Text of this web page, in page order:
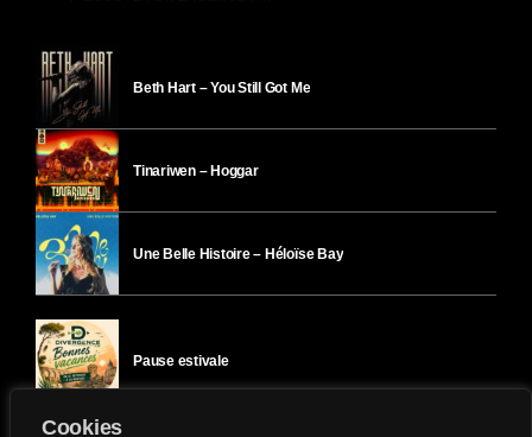
Cookies
Beth Hart – You Still Got Me
Tinariwen – Hoggar
Une Belle Histoire – Héloïse Bay
Pause estivale